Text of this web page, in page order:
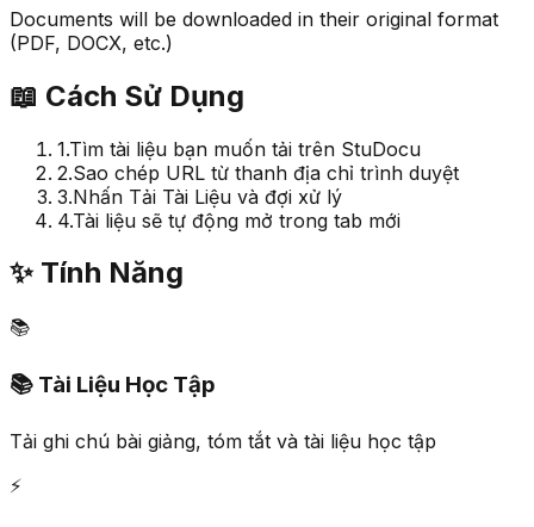
Documents will be downloaded in their original format
(PDF, DOCX, etc.)
📖 Cách Sử Dụng
1.Tìm tài liệu bạn muốn tải trên StuDocu
2.Sao chép URL từ thanh địa chỉ trình duyệt
3.Nhấn Tải Tài Liệu và đợi xử lý
4.Tài liệu sẽ tự động mở trong tab mới
✨ Tính Năng
📚
📚 Tài Liệu Học Tập
Tải ghi chú bài giảng, tóm tắt và tài liệu học tập
⚡